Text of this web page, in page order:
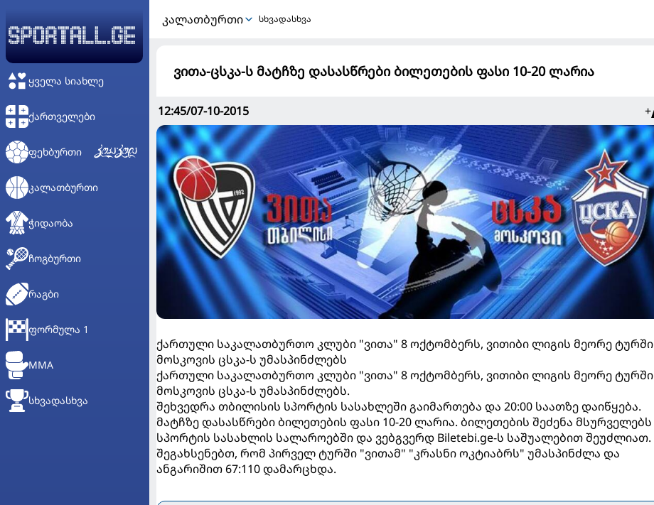
ᲧᲕᲔᲚᲐ ᲡᲘᲐᲮᲚᲔ
ᲥᲐᲠᲗᲕᲔᲚᲔᲑᲘ
ᲤᲔᲮᲑᲣᲠᲗᲘ
ᲙᲐᲚᲐᲗᲑᲣᲠᲗᲘ
ᲭᲘᲓᲐᲝᲑᲐ
ᲩᲝᲒᲑᲣᲠᲗᲘ
ᲠᲐᲒᲑᲘ
ᲤᲝᲠᲛᲣᲚᲐ 1
MMA
ᲡᲮᲕᲐᲓᲐᲡᲮᲕᲐ
ᲙᲐᲚᲐᲗᲑᲣᲠᲗᲘ სხვადასხვა
ვითა-ცსკა-ს მატჩზე დასასწრები ბილეთების ფასი 10-20 ლარია
12:45/07-10-2015 +
ქართული საკალათბურთო კლუბი "ვითა" 8 ოქტომბერს, ვითიბი ლიგის მეორე ტურში
მოსკოვის ცსკა-ს უმასპინძლებს
ქართული საკალათბურთო კლუბი "ვითა" 8 ოქტომბერს, ვითიბი ლიგის მეორე ტურში
მოსკოვის ცსკა-ს უმასპინძლებს.
შეხვედრა თბილისის სპორტის სასახლეში გაიმართება და 20:00 საათზე დაიწყება.
მატჩზე დასასწრები ბილეთების ფასი 10-20 ლარია. ბილეთების შეძენა მსურველებს
სპორტის სასახლის სალაროებში და ვებგვერდ Biletebi.ge-ს საშუალებით შეუძლიათ.
შეგახსენებთ, რომ პირველ ტურში "ვითამ" "კრასნი ოკტიაბრს" უმასპინძლა და
ანგარიშით 67:110 დამარცხდა.